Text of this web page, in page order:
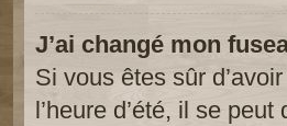
J’ai changé mon
Si vous êtes sûr
l’heure d’été, il se